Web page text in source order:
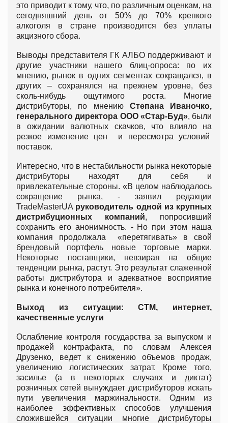
это приводит к тому, что, по различным оценкам, на
сегодняшний день от 50% до 70% крепкого
алкоголя в стране производится без уплаты
акцизного сбора.
Выводы представителя ГК АЛБО поддерживают и
другие участники нашего блиц-опроса: по их
мнению, рынок в одних сегментах сокращался, в
других – сохранялся на прежнем уровне, без
сколь-нибудь ощутимого роста. Многие
дистрибуторы, по мнению Степана Иваночко,
генерального директора ООО «Стар-Буд», были
в ожидании валютных скачков, что влияло на
резкое изменение цен и пересмотра условий
поставок.
Интересно, что в нестабильности рынка некоторые
дистрибуторы находят для себя и
привлекательные стороны. «В целом наблюдалось
сокращение рынка, - заявил редакции
TradeMasterUA руководитель одной из крупных
дистрибуционных компаний, попросивший
сохранить его анонимность. - Но при этом наша
компания продолжала «перетягивать» в свой
брендовый портфель новые торговые марки.
Некоторые поставщики, невзирая на общие
тенденции рынка, растут. Это результат слаженной
работы дистрибутора и адекватное восприятие
рынка и конечного потребителя».
Выход из ситуации: СТМ, интернет,
качественные услуги
Ослабление контроля государства за выпуском и
продажей контрафакта, по словам Алексея
Друзенко, ведет к снижению объемов продаж,
увеличению логистических затрат. Кроме того,
засилье (а в некоторых случаях и диктат)
розничных сетей вынуждает дистрибуторов искать
пути увеличения маржинальности. Одним из
наиболее эффективных способов улучшения
сложившейся ситуации многие дистрибуторы